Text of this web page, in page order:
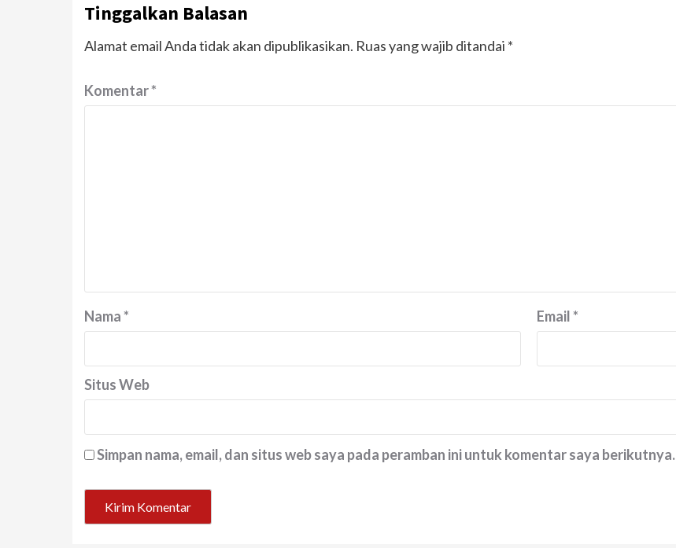
Tinggalkan Balasan
Alamat email Anda tidak akan dipublikasikan. Ruas yang wajib ditandai *
Komentar*
Nama* Email*
Situs Web
Simpan nama, email, dan situs web saya pada peramban ini untuk komentar saya berikutnya.